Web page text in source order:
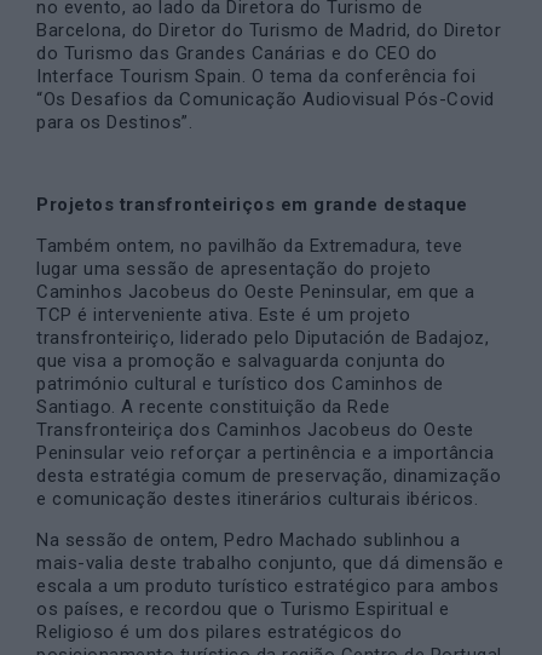
no evento, ao lado da Diretora do Turismo de
Barcelona, do Diretor do Turismo de Madrid, do Diretor
do Turismo das Grandes Canárias e do CEO do
Interface Tourism Spain. O tema da conferência foi
“Os Desafios da Comunicação Audiovisual Pós-Covid
para os Destinos”.
Projetos transfronteiriços em grande destaque
Também ontem, no pavilhão da Extremadura, teve
lugar uma sessão de apresentação do projeto
Caminhos Jacobeus do Oeste Peninsular, em que a
TCP é interveniente ativa. Este é um projeto
transfronteiriço, liderado pelo Diputación de Badajoz,
que visa a promoção e salvaguarda conjunta do
património cultural e turístico dos Caminhos de
Santiago. A recente constituição da Rede
Transfronteiriça dos Caminhos Jacobeus do Oeste
Peninsular veio reforçar a pertinência e a importância
desta estratégia comum de preservação, dinamização
e comunicação destes itinerários culturais ibéricos.
Na sessão de ontem, Pedro Machado sublinhou a
mais-valia deste trabalho conjunto, que dá dimensão e
escala a um produto turístico estratégico para ambos
os países, e recordou que o Turismo Espiritual e
Religioso é um dos pilares estratégicos do